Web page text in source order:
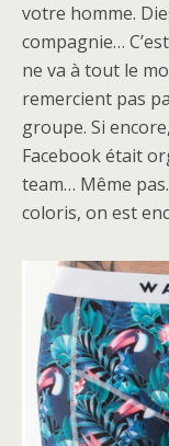
votre homme.
compagnie…
ne va à tout le
remercient pas
groupe. Si
Facebook était
team… Même
coloris, on est